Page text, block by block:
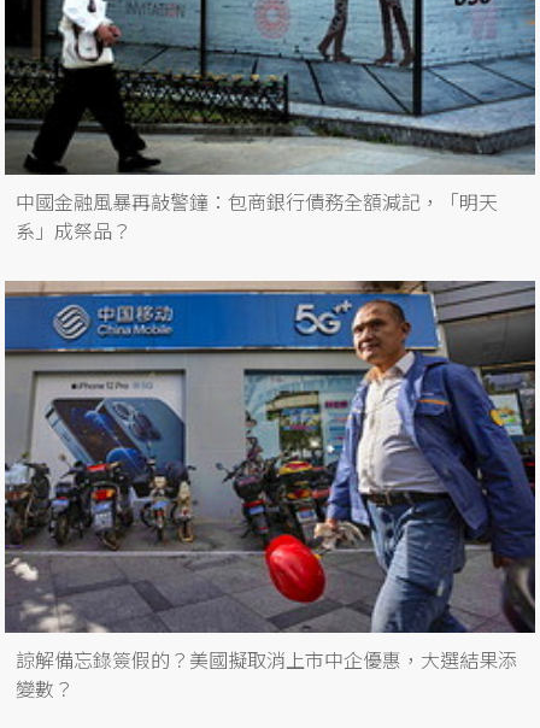
中國金融風暴再敲警鐘：包商銀行債務全額減記，「明天
系」成祭品？
諒解備忘錄簽假的？美國擬取消上市中企優惠，大選結果添
變數？